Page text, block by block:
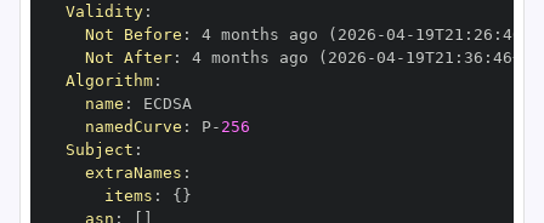
Validity:
Not Before : 4 months ago (2026 -04- 19T21 : 26 :
Not After: 4 months ago (2026 -04- 19T21 : 36 : 46+00
Algorithm:
name :
namedCurve : P- 256
Subject :
extraNames :
items : { }
asn :